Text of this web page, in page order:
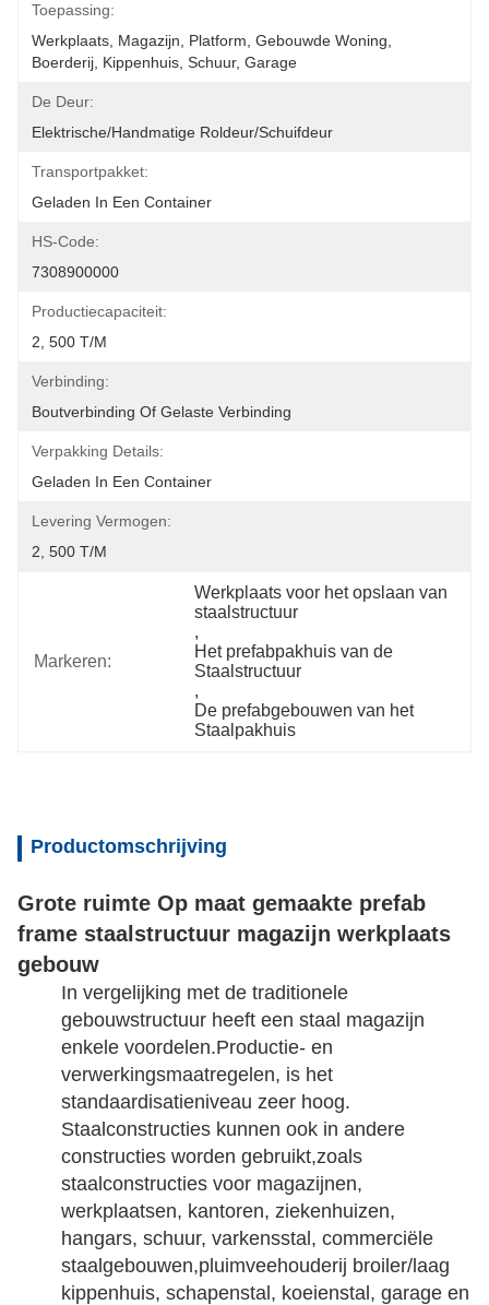
Toepassing:
Werkplaats, Magazijn, Platform, Gebouwde Woning,
Boerderij, Kippenhuis, Schuur, Garage
De Deur:
Elektrische/handmatige Roldeur/schuifdeur
Transportpakket:
Geladen In Een Container
HS-Code:
7308900000
Productiecapaciteit:
2, 500 T/M
Verbinding:
Boutverbinding Of Gelaste Verbinding
Verpakking Details:
Geladen In Een Container
Levering Vermogen:
2, 500 T/M
Markeren:
Werkplaats voor het opslaan van
staalstructuur
,
Het prefabpakhuis van de
Staalstructuur
,
De prefabgebouwen van het
Staalpakhuis
Productomschrijving
Grote ruimte Op maat gemaakte prefab
frame staalstructuur magazijn werkplaats
gebouw
In vergelijking met de traditionele
gebouwstructuur heeft een staal magazijn
enkele voordelen.Productie- en
verwerkingsmaatregelen, is het
standaardisatieniveau zeer hoog.
Staalconstructies kunnen ook in andere
constructies worden gebruikt,zoals
staalconstructies voor magazijnen,
werkplaatsen, kantoren, ziekenhuizen,
hangars, schuur, varkensstal, commerciële
staalgebouwen,pluimveehouderij broiler/laag
kippenhuis, schapenstal, koeienstal, garage en